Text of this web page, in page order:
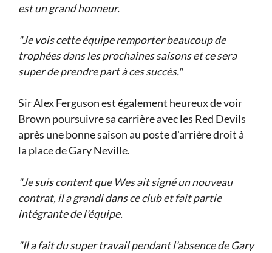
est un grand honneur.
"Je vois cette équipe remporter beaucoup de
trophées dans les prochaines saisons et ce sera
super de prendre part à ces succès."
Sir Alex Ferguson est également heureux de voir
Brown poursuivre sa carrière avec les Red Devils
après une bonne saison au poste d'arrière droit à
la place de Gary Neville.
"Je suis content que Wes ait signé un nouveau
contrat, il a grandi dans ce club et fait partie
intégrante de l'équipe.
"Il a fait du super travail pendant l'absence de Gary